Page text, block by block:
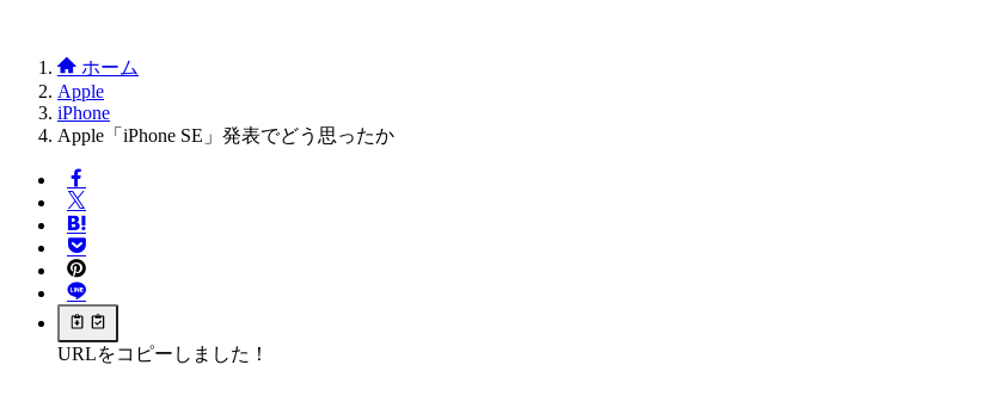
ホーム
Apple
iPhone
Apple「iPhone SE」発表でどう思ったか
URLをコピーしました！